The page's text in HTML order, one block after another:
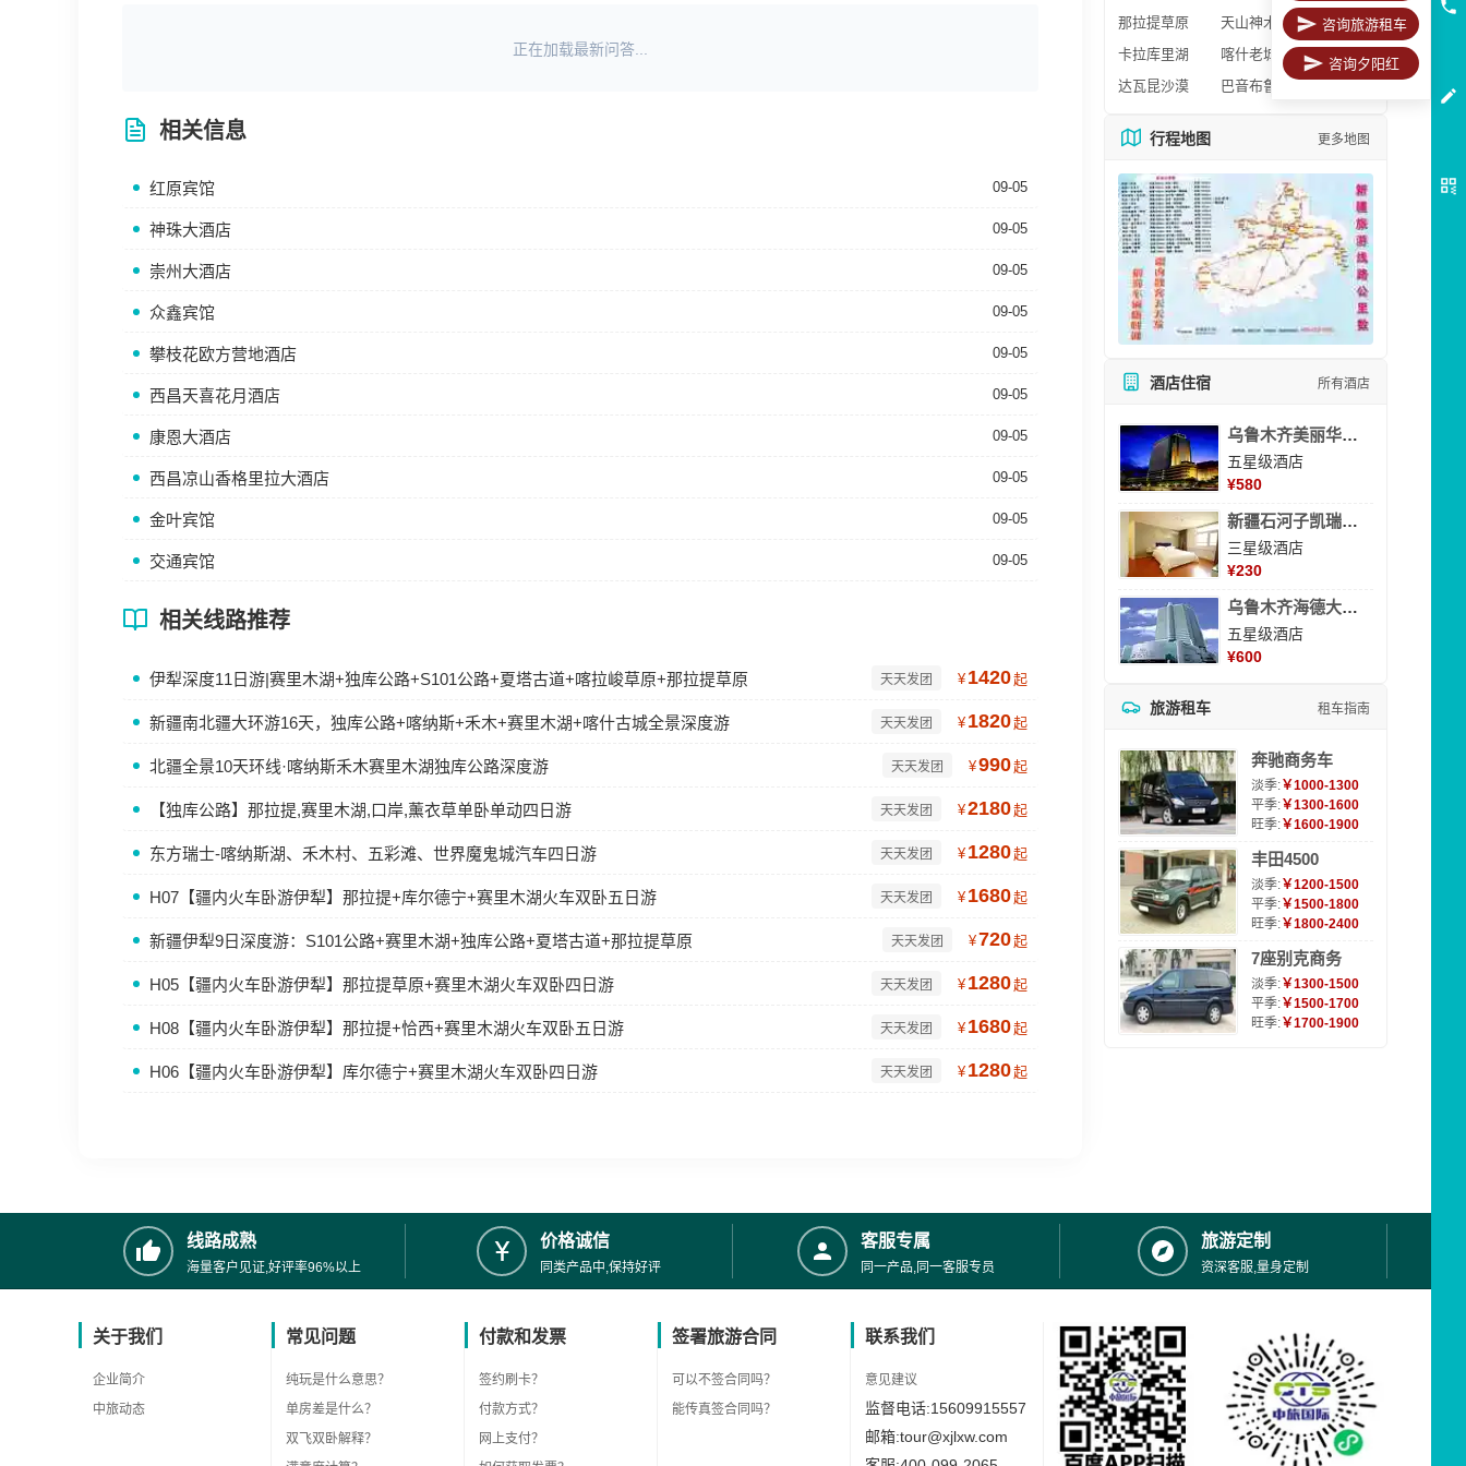
正在加载最新问答...
相关信息
红原宾馆 09-05
神珠大酒店 09-05
崇州大酒店 09-05
众鑫宾馆 09-05
攀枝花欧方营地酒店 09-05
西昌天喜花月酒店 09-05
康恩大酒店 09-05
西昌凉山香格里拉大酒店 09-05
金叶宾馆 09-05
交通宾馆 09-05
相关线路推荐
伊犁深度11日游|赛里木湖+独库公路+S101公路+夏塔古道+喀拉峻草原+那拉提草原 天天发团 ¥ 1420起
新疆南北疆大环游16天，独库公路+喀纳斯+禾木+赛里木湖+喀什古城全景深度游 天天发团 ¥ 1820起
北疆全景10天环线·喀纳斯禾木赛里木湖独库公路深度游 天天发团 ¥990起
【独库公路】那拉提,赛里木湖,口岸,薰衣草单卧单动四日游 天天发团 ¥2180起
东方瑞士-喀纳斯湖、禾木村、五彩滩、世界魔鬼城汽车四日游 天天发团 ¥ 1280起
H07【疆内火车卧游伊犁】那拉提+库尔德宁+赛里木湖火车双卧五日游 天天发团 ¥ 1680起
新疆伊犁9日深度游：S101公路+赛里木湖+独库公路+夏塔古道+那拉提草原 天天发团 ¥720起
H05【疆内火车卧游伊犁】那拉提草原+赛里木湖火车双卧四日游 天天发团 ¥ 1280起
H08【疆内火车卧游伊犁】那拉提+恰西+赛里木湖火车双卧五日游 天天发团 ¥ 1680起
H06【疆内火车卧游伊犁】库尔德宁+赛里木湖火车双卧四日游 天天发团 ¥ 1280起
那拉提草原
天山神木园
卡拉库里湖
喀什老城区
达瓦昆沙漠
巴音布鲁克
行程地图 更多地图
酒店住宿 所有酒店
乌鲁木齐美丽华大酒
五星级酒店
¥580
新疆石河子凯瑞酒店
三星级酒店
¥230
乌鲁木齐海德大酒店
五星级酒店
¥600
旅游租车 租车指南
奔驰商务车
淡季:￥1000-1300
平季:￥1300-1600
旺季:￥1600-1900
丰田4500
淡季:￥1200-1500
平季:￥1500-1800
旺季:￥1800-2400
7座别克商务
淡季:￥1300-1500
平季:￥1500-1700
旺季:￥1700-1900
线路成熟
海量客户见证,好评率96%以上
价格诚信
同类产品中,保持好评
客服专属
同一产品,同一客服专员
旅游定制
资深客服,量身定制
关于我们
企业简介
中旅动态
常见问题
纯玩是什么意思？
单房差是什么？
双飞双卧解释？
付款和发票
签约刷卡？
付款方式？
网上支付？
签署旅游合同
可以不签合同吗？
能传真签合同吗？
联系我们
意见建议
监督电话:15609915557
邮箱:tour@xjlxw.com
咨询旅游租车
咨询夕阳红